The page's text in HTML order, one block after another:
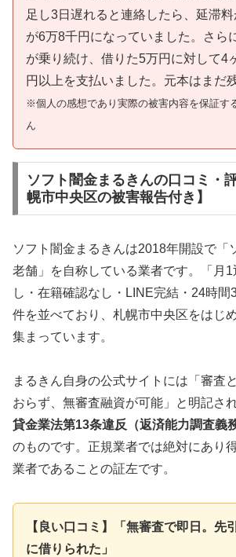
足し3日遅れると連絡したら、延滞
が6万8千円になっていました。さら
が乗り続け、借りた5万円に対して4
円以上を支払いました。元本はまだ
※個人の感想であり実際の被害内容を保証す
ん
ソフト闇金まるきんの口コミ・
幌市中央区の被害報告付き】
ソフト闇金まるきんは2018年開設で「
老舗」を自称している業者です。「月
し・在籍確認なし・LINE完結・24時間
件を並べており、札幌市中央区をはじ
集まっています。
まるきん自身の公式サイトには「審査
おらず、無審査融資が可能」と明記さ
貸金業法第13条違反（返済能力調査義
のものです。正規業者では絶対にあり
業者であることの証左です。
【良い口コミ】「無審査で即日。先
に借りられた」